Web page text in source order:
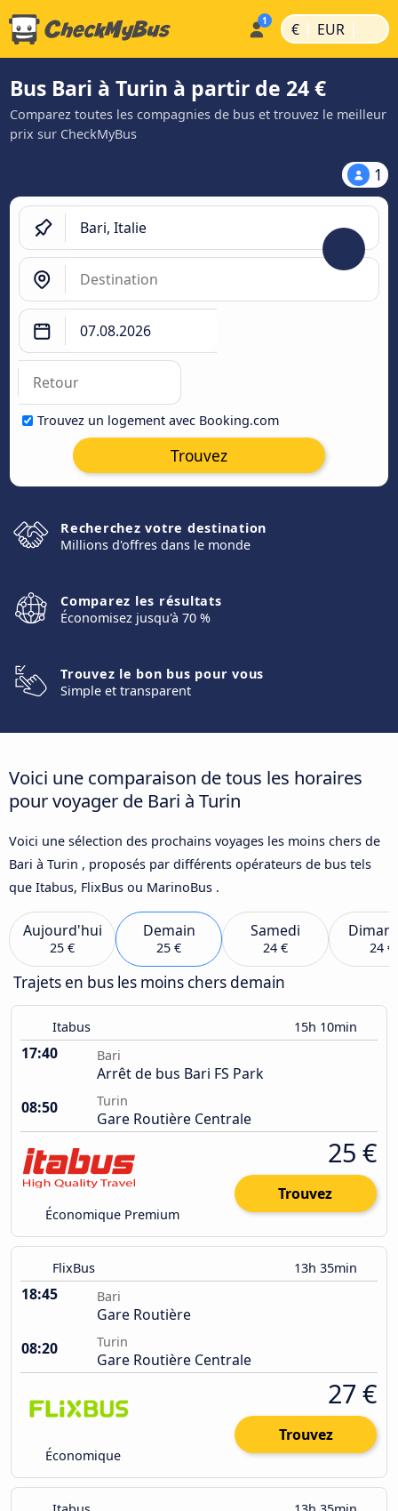
€ | EUR |
Bus Bari à Turin à partir de 24 €
Comparez toutes les compagnies de bus et trouvez le meilleur
prix sur CheckMyBus
1
Trouvez un logement avec Booking.com
Trouvez
Recherchez votre destination
Millions d'offres dans le monde
Comparez les résultats
Économisez jusqu'à 70 %
Trouvez le bon bus pour vous
Simple et transparent
Voici une comparaison de tous les horaires
pour voyager de Bari à Turin
Voici une sélection des prochains voyages les moins chers de
Bari à Turin , proposés par différents opérateurs de bus tels
que Itabus, FlixBus ou MarinoBus .
Aujourd'hui
25 €
Demain
25 €
Samedi
24 € 24 €
Trajets en bus les moins chers demain
Itabus 15h 10min
17:40 Bari
Arrêt de bus Bari FS Park
08:50
Turin
Gare Routière Centrale
Économique Premium
25 €
Trouvez
FlixBus 13h 35min
18:45 Bari
Gare Routière
08:20
Turin
Gare Routière Centrale
Économique
27 €
Trouvez